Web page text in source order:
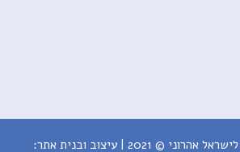
© 2021 | עיצוב ובנית אתר: